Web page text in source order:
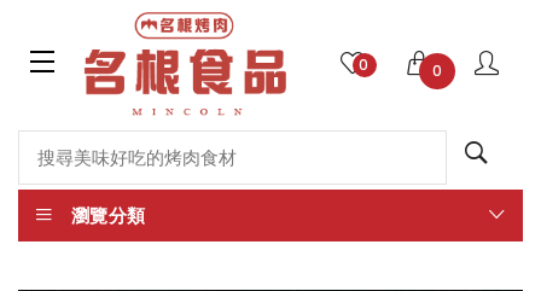
0 0
瀏覽分類